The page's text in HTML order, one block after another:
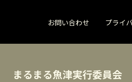
お問い合わせ プライ
まるまる魚津実行委員会